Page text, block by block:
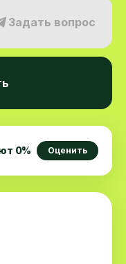
0% Оценить
Задать вопрос